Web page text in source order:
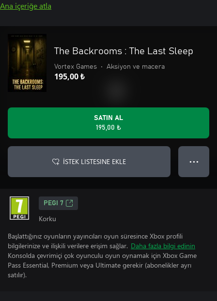
Ana içeriğe atla
The Backrooms : The Last Sleep
Vortex Games • Aksiyon ve macera
195,00 ₺
SATIN AL
195,00 ₺
İSTEK LISTESINE EKLE ● ● ●
PEGI 7
Korku
Başlattığınız oyunların yayıncıları oyun süresince Xbox profili
bilgilerinize ve ilişkili verilere erişim sağlar. Daha fazla bilgi edinin
Konsolda çevrimiçi çok oyunculu oyun oynamak için Xbox Game
Pass Essential, Premium veya Ultimate gerekir (abonelikler ayrı
satılır).